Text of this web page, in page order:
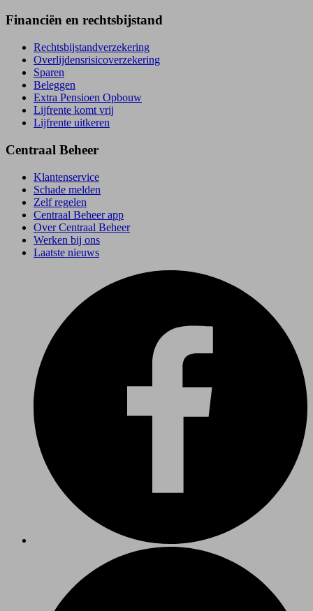
Financiën en rechtsbijstand
Rechtsbijstand­verzekering
Overlijdensrisico­verzekering
Sparen
Beleggen
Extra Pensioen Opbouw
Lijfrente komt vrij
Lijfrente uitkeren
Centraal Beheer
Klantenservice
Schade melden
Zelf regelen
Centraal Beheer app
Over Centraal Beheer
Werken bij ons
Laatste nieuws